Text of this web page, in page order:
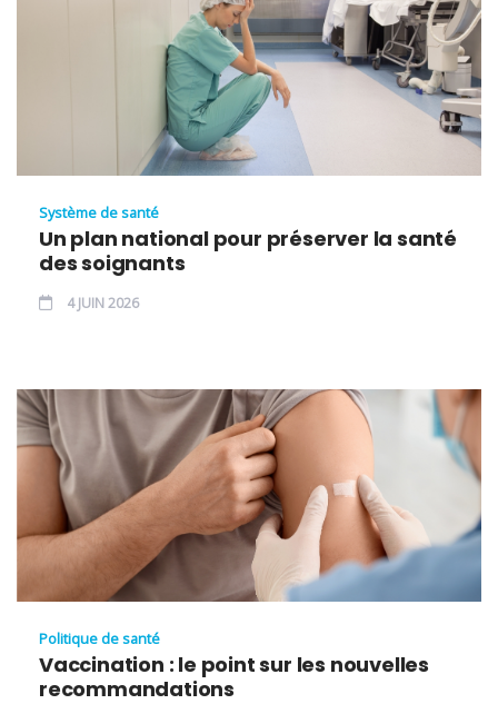
Système de santé
Un plan national pour préserver la santé
des soignants
4 JUIN 2026
Politique de santé
Vaccination : le point sur les nouvelles
recommandations